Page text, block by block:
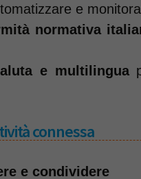
e
normativa
e multilingua
connessa
e condividere